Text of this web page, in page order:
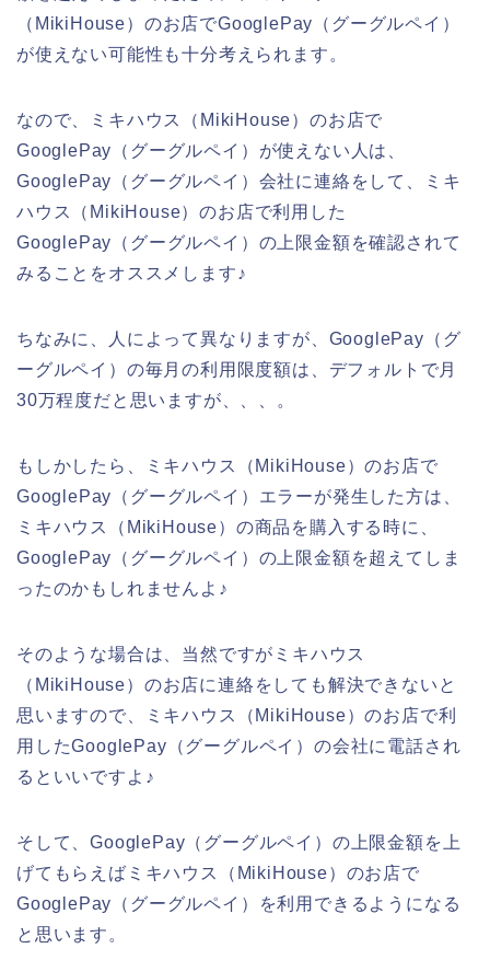
（MikiHouse）のお店でGooglePay（グーグルペイ）
が使えない可能性も十分考えられます。
なので、ミキハウス（MikiHouse）のお店で
GooglePay（グーグルペイ）が使えない人は、
GooglePay（グーグルペイ）会社に連絡をして、ミキ
ハウス（MikiHouse）のお店で利用した
GooglePay（グーグルペイ）の上限金額を確認されて
みることをオススメします♪
ちなみに、人によって異なりますが、GooglePay（グ
ーグルペイ）の毎月の利用限度額は、デフォルトで月
30万程度だと思いますが、、、。
もしかしたら、ミキハウス（MikiHouse）のお店で
GooglePay（グーグルペイ）エラーが発生した方は、
ミキハウス（MikiHouse）の商品を購入する時に、
GooglePay（グーグルペイ）の上限金額を超えてしま
ったのかもしれませんよ♪
そのような場合は、当然ですがミキハウス
（MikiHouse）のお店に連絡をしても解決できないと
思いますので、ミキハウス（MikiHouse）のお店で利
用したGooglePay（グーグルペイ）の会社に電話され
るといいですよ♪
そして、GooglePay（グーグルペイ）の上限金額を上
げてもらえばミキハウス（MikiHouse）のお店で
GooglePay（グーグルペイ）を利用できるようになる
と思います。